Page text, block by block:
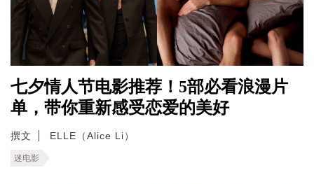
七夕情人节电影推荐！5部必看浪漫片
单，带你重新感受恋爱的美好
撰文 ELLE（Alice Li）
迷电影